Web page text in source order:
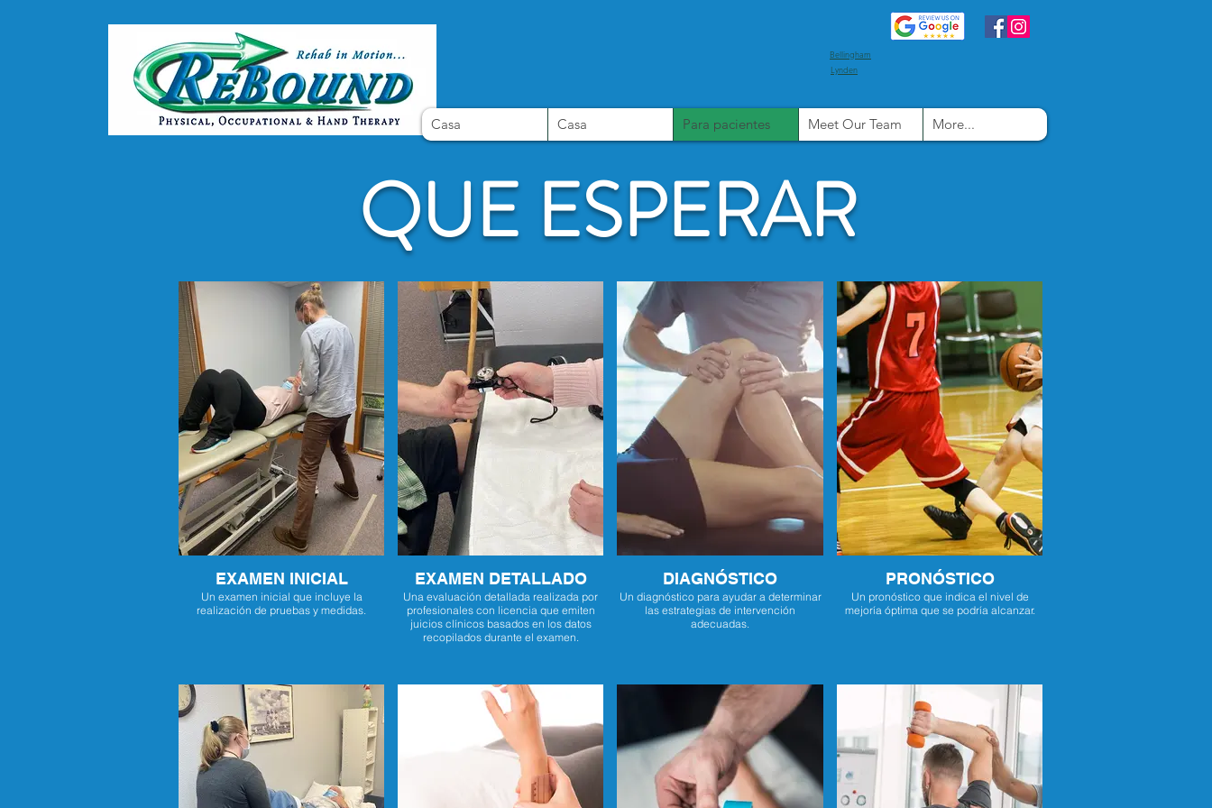
Casa Casa Para pacientes Meet Our Team More...
Bellingham
Lynden
QUE ESPERAR
EXAMEN INICIAL
Un examen inicial que incluye la
realización de pruebas y medidas.
EXAMEN DETALLADO
Una evaluación detallada realizada por
profesionales con licencia que emiten
juicios clínicos basados en los datos
recopilados durante el examen.
DIAGNÓSTICO
Un diagnóstico para ayudar a determinar
las estrategias de intervención
adecuadas.
PRONÓSTICO
Un pronóstico que indica el nivel de
mejoría óptima que se podría alcanzar.